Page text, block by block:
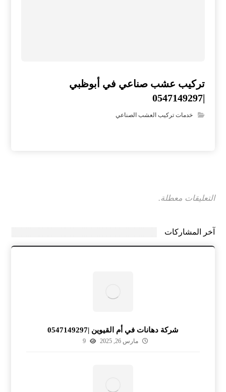
تركيب عشب صناعي في أبوظبي
|0547149297
خدمات تركيب العشب الصناعي
التعليقات معطلة.
آخر المشاركات
شركة دهانات في أم القيوين |0547149297
مارس 26, 2025 9